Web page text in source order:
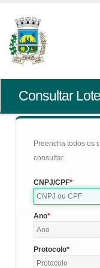
Consultar
Preencha todos os
consultar.
CNPJ/CPF
Ano
Protocolo